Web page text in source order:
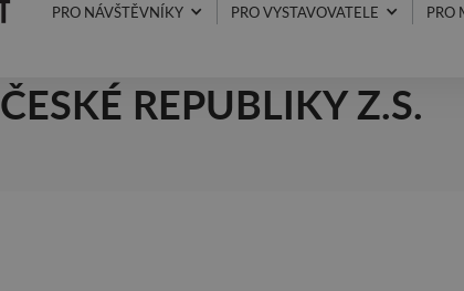
PRO NÁVŠTĚVNÍKY PRO VYSTAVOVATELE PRO
13.8.2025
ČESKÉ REPUBLIKY Z.S.